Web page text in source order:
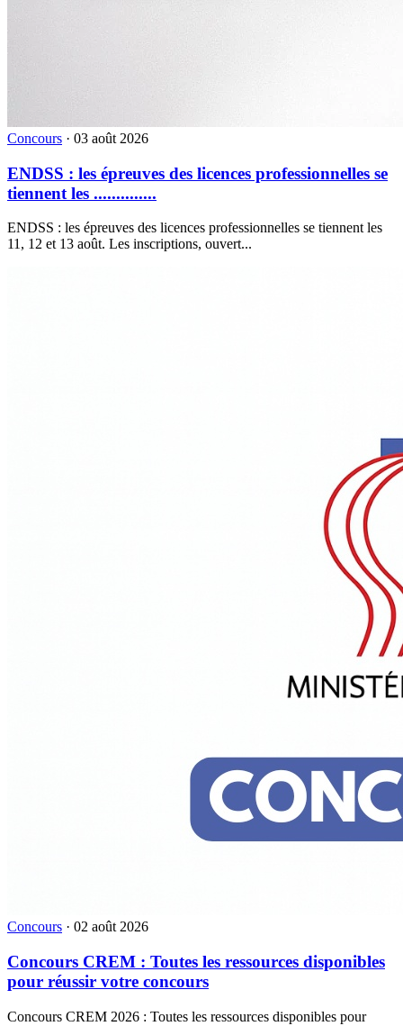
Concours · 03 août 2026
ENDSS : les épreuves des licences professionnelles se
tiennent les ..............
ENDSS : les épreuves des licences professionnelles se tiennent les
11, 12 et 13 août. Les inscriptions, ouvert...
Concours · 02 août 2026
Concours CREM : Toutes les ressources disponibles
pour réussir votre concours
Concours CREM 2026 : Toutes les ressources disponibles pour